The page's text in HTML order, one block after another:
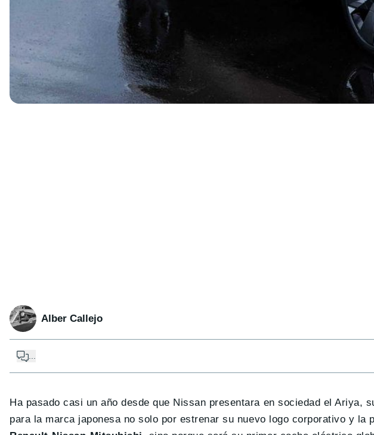
Alber Callejo
...
Ha pasado casi un año desde que Nissan presentara en sociedad el Ariya,
para la marca japonesa no solo por estrenar su nuevo logo corporativo y la